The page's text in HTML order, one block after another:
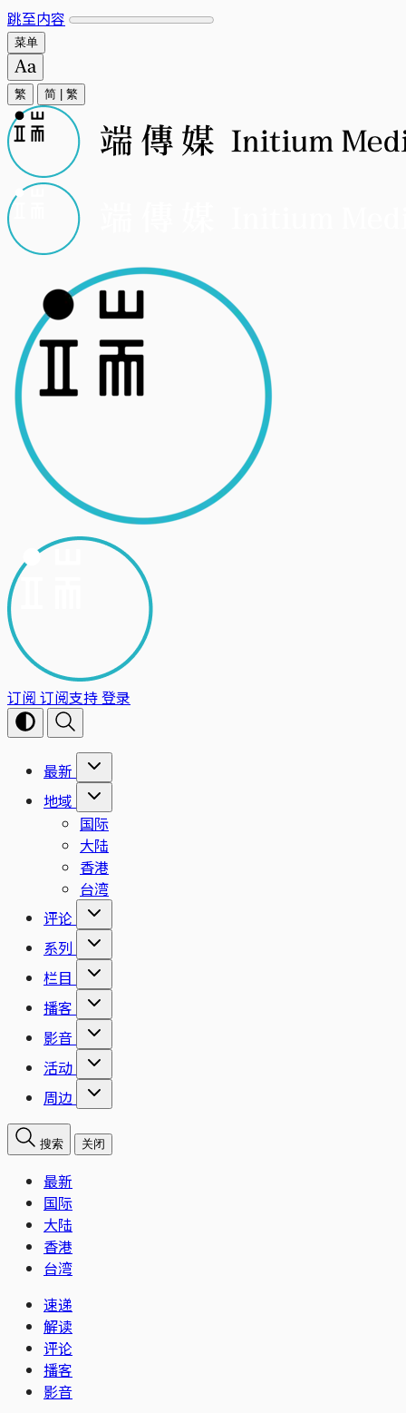
跳至内容
菜单
繁 简 繁
订阅 订阅支持登录
最新
地域
国际
大陆
香港
台湾
评论
系列
栏目
播客
影音
活动
周边
搜索 关闭
最新
国际
大陆
香港
台湾
速递
解读
评论
播客
影音